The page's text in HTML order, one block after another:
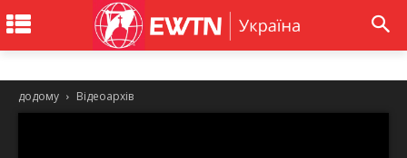
додому Відеоархів